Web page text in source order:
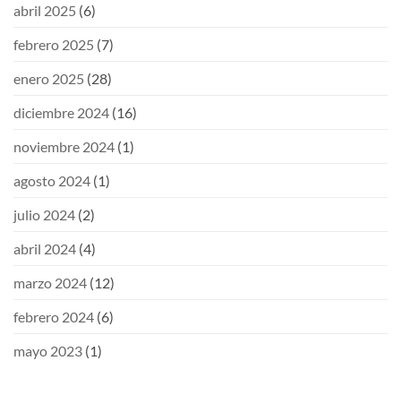
abril 2025 (6)
febrero 2025 (7)
enero 2025 (28)
diciembre 2024 (16)
noviembre 2024 (1)
agosto 2024 (1)
julio 2024 (2)
abril 2024 (4)
marzo 2024 (12)
febrero 2024 (6)
mayo 2023 (1)